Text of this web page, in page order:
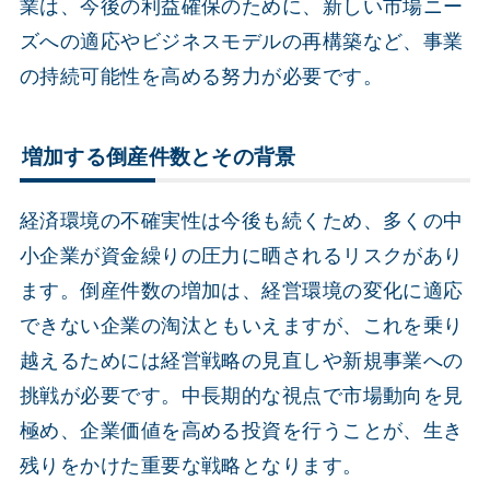
業は、今後の利益確保のために、新しい市場ニー
ズへの適応やビジネスモデルの再構築など、事業
の持続可能性を高める努力が必要です。
増加する倒産件数とその背景
経済環境の不確実性は今後も続くため、多くの中
小企業が資金繰りの圧力に晒されるリスクがあり
ます。倒産件数の増加は、経営環境の変化に適応
できない企業の淘汰ともいえますが、これを乗り
越えるためには経営戦略の見直しや新規事業への
挑戦が必要です。中長期的な視点で市場動向を見
極め、企業価値を高める投資を行うことが、生き
残りをかけた重要な戦略となります。